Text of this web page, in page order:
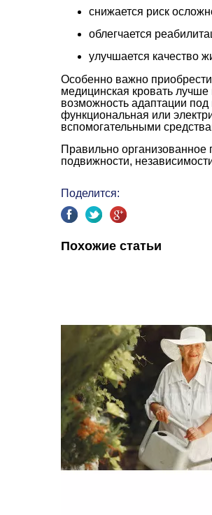
снижается риск
облегчается
улучшается качество
Особенно важно
медицинская кровать
возможность адаптации
функциональная или
вспомогательными
Правильно
подвижности,
Поделится:
Похожие статьи